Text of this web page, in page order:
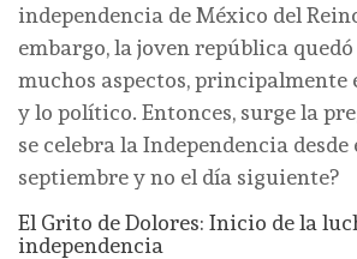
independencia de México del
embargo, la joven república
muchos aspectos, principalmente
y lo político. Entonces, surge la
se celebra la Independencia desde
septiembre y no el día siguiente?
El Grito de Dolores: Inicio de la
independencia